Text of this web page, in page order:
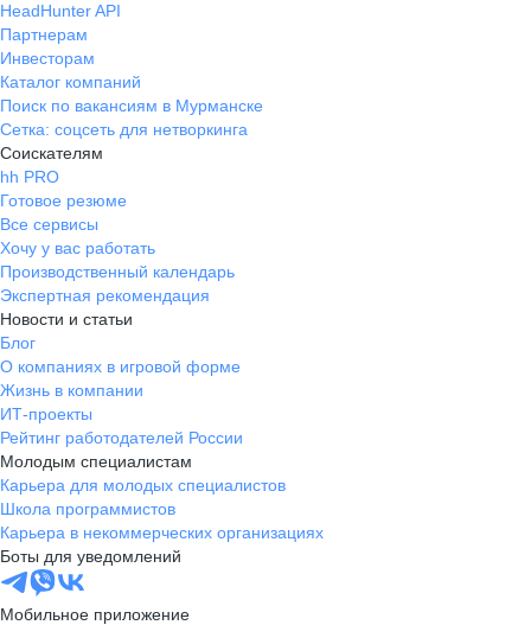
HeadHunter API
Партнерам
Инвесторам
Каталог компаний
Поиск по вакансиям в Мурманске
Сетка: соцсеть для нетворкинга
Соискателям
hh PRO
Готовое резюме
Все сервисы
Хочу у вас работать
Производственный календарь
Экспертная рекомендация
Новости и статьи
Блог
О компаниях в игровой форме
Жизнь в компании
ИТ-проекты
Рейтинг работодателей России
Молодым специалистам
Карьера для молодых специалистов
Школа программистов
Карьера в некоммерческих организациях
Боты для уведомлений
Мобильное приложение